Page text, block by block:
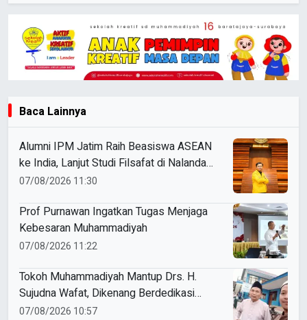
Baca Lainnya
Alumni IPM Jatim Raih Beasiswa ASEAN
ke India, Lanjut Studi Filsafat di Nalanda
University
07/08/2026 11:30
Prof Purnawan Ingatkan Tugas Menjaga
Kebesaran Muhammadiyah
07/08/2026 11:22
Tokoh Muhammadiyah Mantup Drs. H.
Sujudna Wafat, Dikenang Berdedikasi
Kembangkan Dakwah dan Pendidikan
07/08/2026 10:57